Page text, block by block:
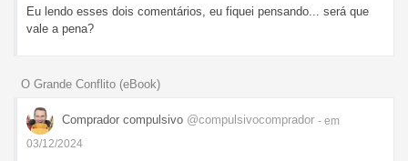
Eu lendo esses dois comentários, eu fiquei pensando... será que
vale a pena?
O Grande Conflito (eBook)
Comprador compulsivo @compulsivocomprador - em
03/12/2024